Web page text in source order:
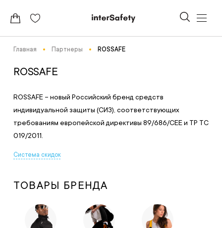
Главная Партнеры ROSSAFE
ROSSAFE
ROSSAFE – новый Российский бренд средств
индивидуальной защиты (СИЗ), соответствующих
требованиям европейской директивы 89/686/СЕЕ и ТР ТС
019/2011.
Система скидок
ТОВАРЫ БРЕНДА